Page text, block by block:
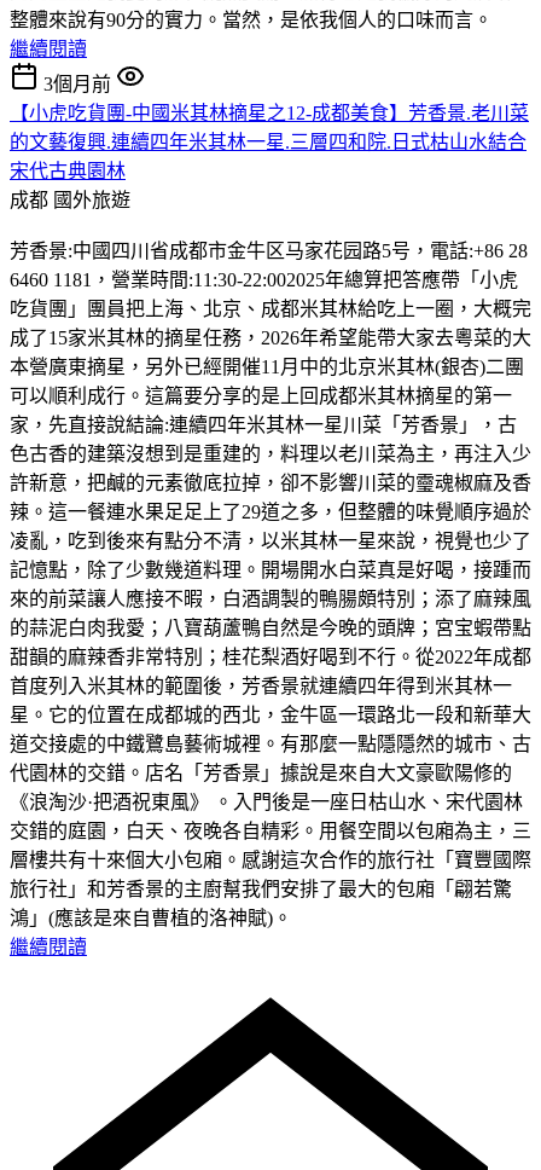
整體來說有90分的實力。當然，是依我個人的口味而言。
繼續閱讀
3個月前
【小虎吃貨團-中國米其林摘星之12-成都美食】芳香景.老川菜
的文藝復興.連續四年米其林一星.三層四和院.日式枯山水結合
宋代古典園林
成都 國外旅遊
芳香景:中國四川省成都市金牛区马家花园路5号，電話:+86 28
6460 1181，營業時間:11:30-22:002025年總算把答應帶「小虎
吃貨團」團員把上海、北京、成都米其林給吃上一圈，大概完
成了15家米其林的摘星任務，2026年希望能帶大家去粵菜的大
本營廣東摘星，另外已經開催11月中的北京米其林(銀杏)二團
可以順利成行。這篇要分享的是上回成都米其林摘星的第一
家，先直接說結論:連續四年米其林一星川菜「芳香景」，古
色古香的建築沒想到是重建的，料理以老川菜為主，再注入少
許新意，把鹹的元素徹底拉掉，卻不影響川菜的𩆜魂椒麻及香
辣。這一餐連水果足足上了29道之多，但整體的味覺順序過於
凌亂，吃到後來有點分不清，以米其林一星來說，視覺也少了
記憶點，除了少數幾道料理。開場開水白菜真是好喝，接踵而
來的前菜讓人應接不暇，白酒調製的鴨腸頗特別；添了麻辣風
的蒜泥白肉我愛；八寶葫蘆鴨自然是今晚的頭牌；宮宝蝦帶點
甜韻的麻辣香非常特別；桂花梨酒好喝到不行。從2022年成都
首度列入米其林的範圍後，芳香景就連續四年得到米其林一
星。它的位置在成都城的西北，金牛區一環路北一段和新華大
道交接處的中鐵鷺島藝術城裡。有那麼一點隱隱然的城市、古
代園林的交錯。店名「芳香景」據說是來自大文豪歐陽修的
《浪淘沙·把酒祝東風》 。入門後是一座日枯山水、宋代園林
交錯的庭園，白天、夜晚各自精彩。用餐空間以包廂為主，三
層樓共有十來個大小包廂。感謝這次合作的旅行社「寶豐國際
旅行社」和芳香景的主廚幫我們安排了最大的包廂「翩若驚
鴻」(應該是來自曹植的洛神賦)。
繼續閱讀